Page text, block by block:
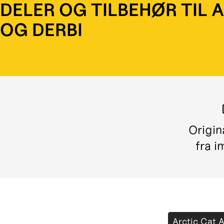
DELER OG TILBEHØR TIL
OG DERBI
fra
Arctic Cat